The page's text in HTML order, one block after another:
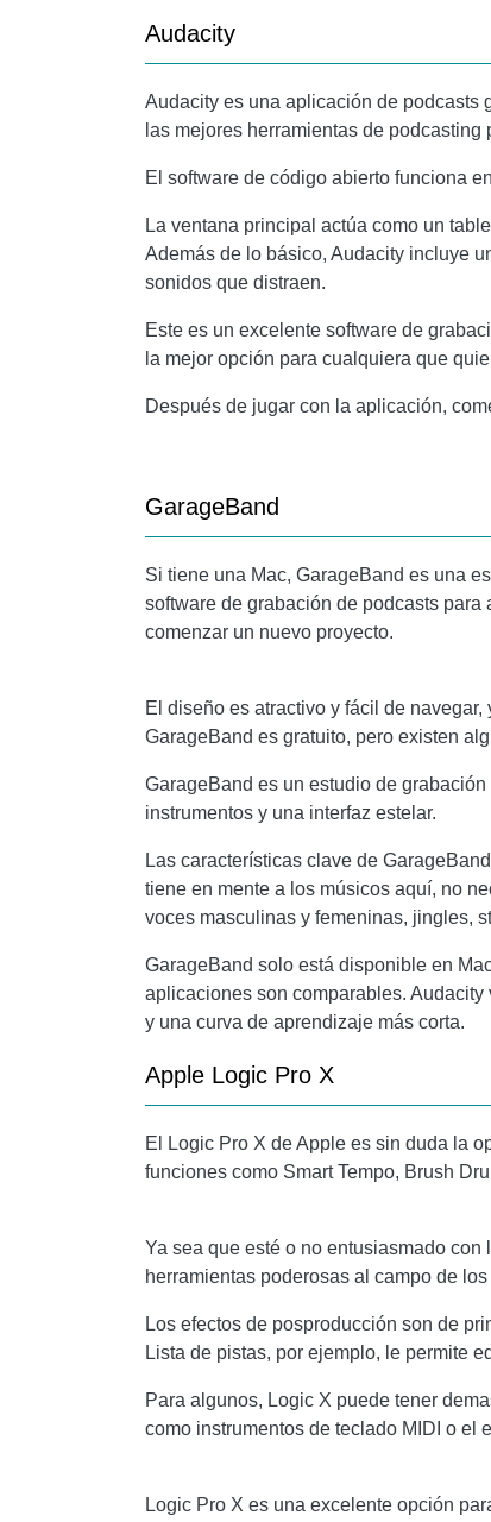
Audacity
Audacity es una aplicación de podcasts
las mejores herramientas de
El software de código abierto funciona
La ventana principal actúa como un
Además de lo básico, Audacity incluye
sonidos que distraen.
Este es un excelente software de
la mejor opción para cualquiera que
Después de jugar con la aplicación,
GarageBand
Si tiene una Mac, GarageBand es una
software de grabación de podcasts
comenzar un nuevo proyecto.
El diseño es atractivo y fácil de
GarageBand es gratuito, pero existen
GarageBand es un estudio de
instrumentos y una interfaz estelar.
Las características clave de GarageBand
tiene en mente a los músicos aquí, no
voces masculinas y femeninas, jingles,
GarageBand solo está disponible en
aplicaciones son comparables. Audacity
y una curva de aprendizaje más corta.
Apple Logic Pro X
El Logic Pro X de Apple es sin duda la
funciones como Smart Tempo, Brush
Ya sea que esté o no entusiasmado
herramientas poderosas al campo de
Los efectos de posproducción son de
Lista de pistas, por ejemplo, le permite
Para algunos, Logic X puede tener
como instrumentos de teclado MIDI o el
Logic Pro X es una excelente opción